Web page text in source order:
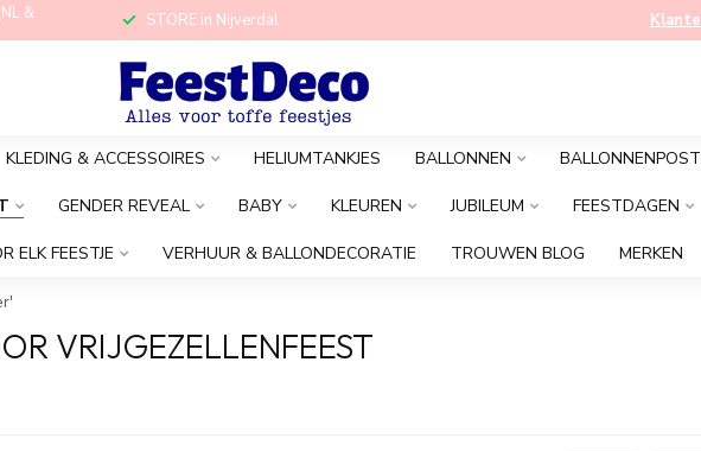
& STORE in Nijverdal
KLEDING & ACCESSOIRES HELIUMTANKJES BALLONNEN
GENDER REVEAL BABY KLEUREN JUBILEUM FEESTDAGEN
ELK FEESTJE VERHUUR & BALLONDECORATIE TROUWEN BLOG MERKEN
VRIJGEZELLENFEEST